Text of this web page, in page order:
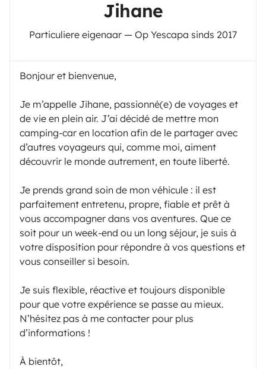
Jihane
Particuliere eigenaar — Op Yescapa sinds 2017
Bonjour et bienvenue,
Je m’appelle Jihane, passionné(e) de voyages et
de vie en plein air. J’ai décidé de mettre mon
camping-car en location afin de le partager avec
d’autres voyageurs qui, comme moi, aiment
découvrir le monde autrement, en toute liberté.
Je prends grand soin de mon véhicule : il est
parfaitement entretenu, propre, fiable et prêt à
vous accompagner dans vos aventures. Que ce
soit pour un week-end ou un long séjour, je suis à
votre disposition pour répondre à vos questions et
vous conseiller si besoin.
Je suis flexible, réactive et toujours disponible
pour que votre expérience se passe au mieux.
N’hésitez pas à me contacter pour plus
d’informations !
À bientôt,